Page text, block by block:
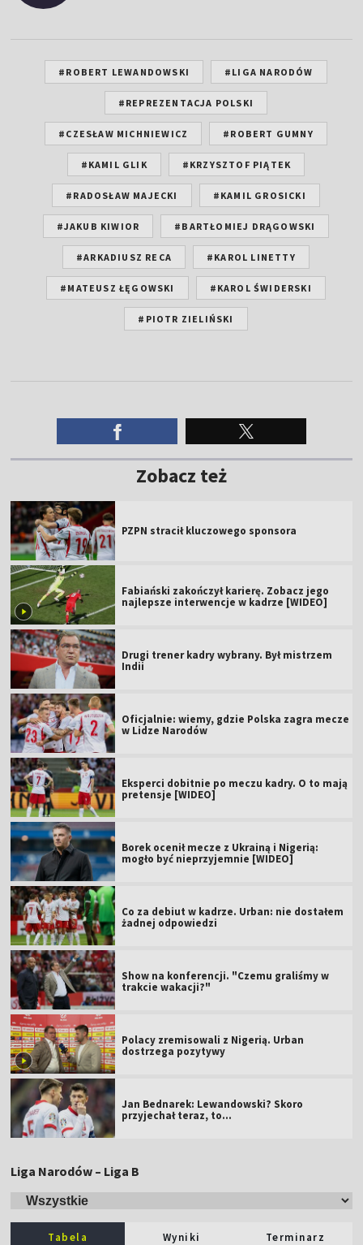
#ROBERT LEWANDOWSKI #LIGA NARODÓW
#REPREZENTACJA POLSKI
#CZESŁAW MICHNIEWICZ #ROBERT GUMNY
#KAMIL GLIK #KRZYSZTOF PIĄTEK
#RADOSŁAW MAJECKI #KAMIL GROSICKI
#JAKUB KIWIOR #BARTŁOMIEJ DRĄGOWSKI
#ARKADIUSZ RECA #KAROL LINETTY
#MATEUSZ ŁĘGOWSKI #KAROL ŚWIDERSKI
#PIOTR ZIELIŃSKI
Zobacz też
PZPN stracił kluczowego sponsora
Fabiański zakończył karierę. Zobacz jego
najlepsze interwencje w kadrze [WIDEO]
Drugi trener kadry wybrany. Był mistrzem
Indii
Oficjalnie: wiemy, gdzie Polska zagra mecze
w Lidze Narodów
Eksperci dobitnie po meczu kadry. O to mają
pretensje [WIDEO]
Borek ocenił mecze z Ukrainą i Nigerią:
mogło być nieprzyjemnie [WIDEO]
Co za debiut w kadrze. Urban: nie dostałem
żadnej odpowiedzi
Show na konferencji. "Czemu graliśmy w
trakcie wakacji?"
Polacy zremisowali z Nigerią. Urban
dostrzega pozytywy
Jan Bednarek: Lewandowski? Skoro
przyjechał teraz, to…
Liga Narodów – Liga B
Tabela Wyniki Terminarz